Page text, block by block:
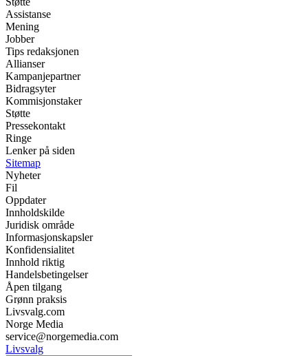
Assistanse
Mening
Jobber
Tips redaksjonen
Allianser
Kampanjepartner
Bidragsyter
Kommisjonstaker
Støtte
Pressekontakt
Ringe
Lenker på siden
Sitemap
Nyheter
Fil
Oppdater
Innholdskilde
Juridisk område
Informasjonskapsler
Konfidensialitet
Innhold riktig
Handelsbetingelser
Åpen tilgang
Grønn praksis
Livsvalg.com
Norge Media
service@norgemedia.com
Livsvalg